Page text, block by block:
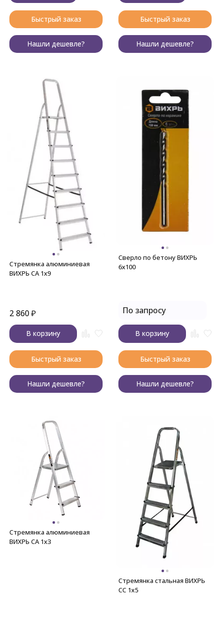
Быстрый заказ
Нашли дешевле?
Быстрый заказ
Нашли дешевле?
Стремянка алюминиевая
ВИХРЬ СА 1х9
2 860₽
В корзину
Быстрый заказ
Нашли дешевле?
Сверло по бетону ВИХРЬ
6x100
По запросу
В корзину
Быстрый заказ
Нашли дешевле?
Стремянка алюминиевая
ВИХРЬ СА 1х3
Стремянка стальная ВИХРЬ
СС 1х5